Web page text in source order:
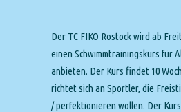
Der TC FIKO Rostock wird ab
einen Schwimmtrainingskurs für
anbieten. Der Kurs findet 10
richtet sich an Sportler, die
/ perfektionieren wollen. Der